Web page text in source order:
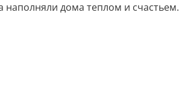
наполняли дома теплом и счастьем.